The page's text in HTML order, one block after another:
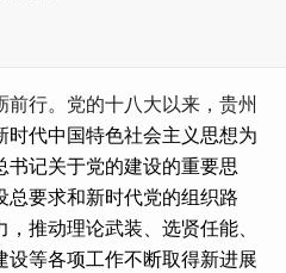
行。党的十八大以来，贵州
时代中国特色社会主义思想为
书记关于党的建设的重要思
总要求和新时代党的组织路
推动理论武装、选贤任能、
设等各项工作不断取得新进展